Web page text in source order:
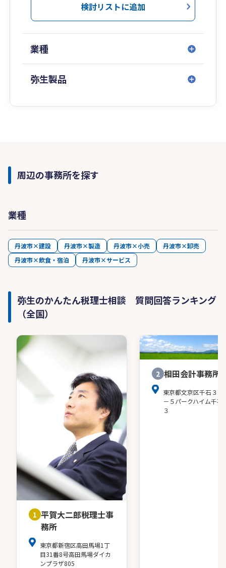
検討リストに追加
業種
弥生製品
周辺の事務所を探す
業種
丹波市×建設 丹波市×製造 丹波市×小売
丹波市×卸売
丹波市×飲食・宿泊
丹波市×サービス
弥生のかんたん税理士相談 質問回答ランキング
（全国）
1 平賀大二郎税理士事
務所
東京都新宿区高田馬場1丁
目31番8号高田馬場ダイカ
ンプラザ805
2 相田会計事務所
東京都文京区千石３－
－５パークハイム千石
３